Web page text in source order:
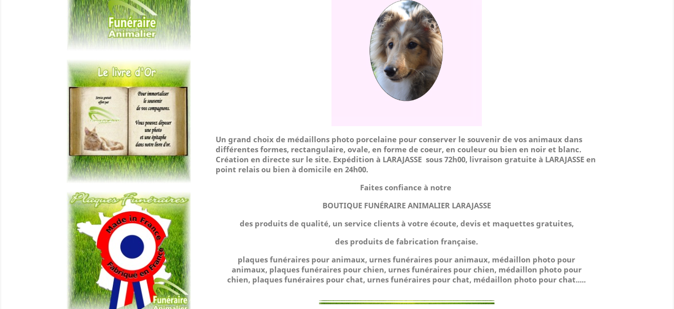
Un grand choix de médaillons photo porcelaine pour conserver le souvenir de vos animaux dans
différentes formes, rectangulaire, ovale, en forme de coeur, en couleur ou bien en noir et blanc.
Création en directe sur le site. Expédition à LARAJASSE sous 72h00, livraison gratuite à LARAJASSE en
point relais ou bien à domicile en 24h00.
Faites confiance à notre
BOUTIQUE FUNÉRAIRE ANIMALIER LARAJASSE
des produits de qualité, un service clients à votre écoute, devis et maquettes gratuites,
des produits de fabrication française.
plaques funéraires pour animaux, urnes funéraires pour animaux, médaillon photo pour
animaux, plaques funéraires pour chien, urnes funéraires pour chien, médaillon photo pour
chien, plaques funéraires pour chat, urnes funéraires pour chat, médaillon photo pour chat.....